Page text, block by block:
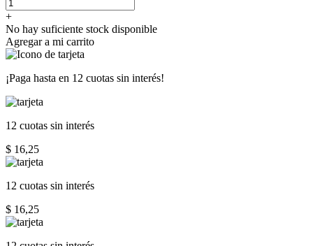
+
No hay suficiente stock disponible
Agregar a mi carrito
¡Paga hasta en 12 cuotas sin interés!
12 cuotas sin interés
$ 16,25
12 cuotas sin interés
$ 16,25